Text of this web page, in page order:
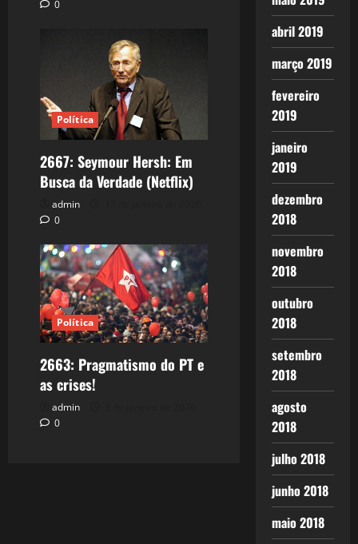
0
Política
2667: Seymour Hersh: Em
Busca da Verdade (Netflix)
admin
0
Política
2663: Pragmatismo do PT e
as crises!
admin
0
abril 2019
março 2019
fevereiro
2019
janeiro
2019
dezembro
2018
novembro
2018
outubro
2018
setembro
2018
agosto
2018
julho 2018
junho 2018
maio 2018